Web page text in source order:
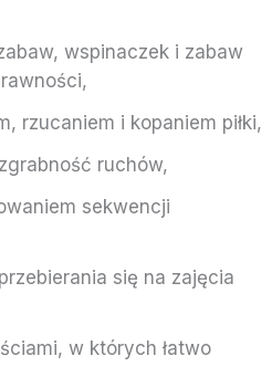
wspinaczek i zabaw
rzucaniem i kopaniem piłki,
ruchów,
sekwencji
się na zajęcia
w których łatwo